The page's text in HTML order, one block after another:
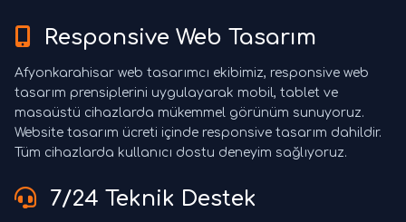
Responsive Web Tasarım
Afyonkarahisar web tasarımcı ekibimiz, responsive web
tasarım prensiplerini uygulayarak mobil, tablet ve
masaüstü cihazlarda mükemmel görünüm sunuyoruz.
Website tasarım ücreti içinde responsive tasarım dahildir.
Tüm cihazlarda kullanıcı dostu deneyim sağlıyoruz.
7/24 Teknik Destek